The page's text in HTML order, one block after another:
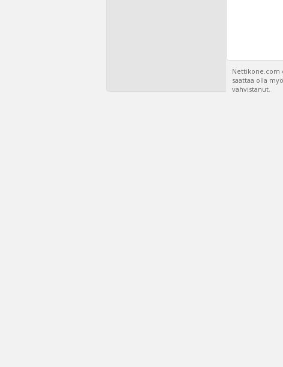
Nettikone.com
saattaa olla
vahvistanut.